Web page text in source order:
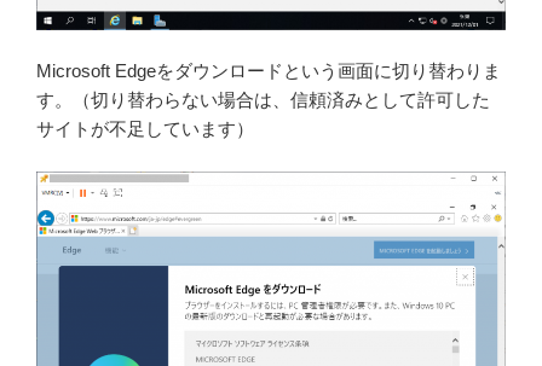
Microsoft Edgeをダウンロードという画面に切り替わりま
す。（切り替わらない場合は、信頼済みとして許可した
サイトが不足しています）